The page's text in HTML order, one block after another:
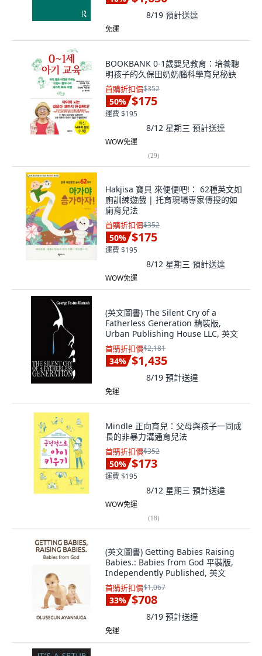
8/19 預計送達
免運
BOOKBANK 0-1歲嬰兒教育：培養聰
明孩子的久保田奶奶腦科學育兒秘訣
首購折扣價$352
50% $175
運費 $195
8/12 星期三 預計送達
WOW免運
(29)
Hakjisa 寶貝 來便便吧!： 62種英文如
廁訓練遊戲 | 托育現場專家傳授的如
廁育兒法
首購折扣價$352
50% $175
運費 $195
8/12 星期三 預計送達
WOW免運
(英文圖書) The Silent Cry of a
Fatherless Generation 精裝版,
Urban Publishing House LLC, 英文
首購折扣價$2,181
34% $1,435
8/19 預計送達
免運
Mindle 正向育兒：父母與孩子一同成
長的非暴力溝通育兒法
首購折扣價$352
50% $173
運費 $195
8/12 星期三 預計送達
WOW免運
(18)
(英文圖書) Getting Babies Raising
Babies.: Babies from God 平裝版,
Independently Published, 英文
首購折扣價$1,067
33% $708
8/19 預計送達
免運